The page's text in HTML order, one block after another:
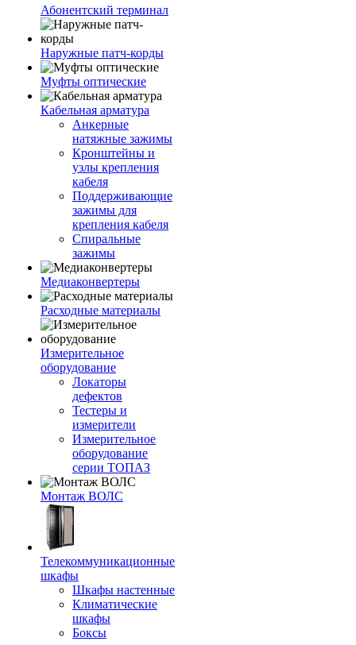
Абонентский терминал
Наружные патч-корды
Муфты оптические
Кабельная арматура
Анкерные
натяжные зажимы
Кронштейны и
узлы крепления
кабеля
Поддерживающие
зажимы для
крепления кабеля
Спиральные
зажимы
Медиаконвертеры
Расходные материалы
Измерительное
оборудование
Локаторы
дефектов
Тестеры и
измерители
Измерительное
оборудование
серии ТОПАЗ
Монтаж ВОЛС
Телекоммуникационные
шкафы
Шкафы настенные
Климатические
шкафы
Боксы